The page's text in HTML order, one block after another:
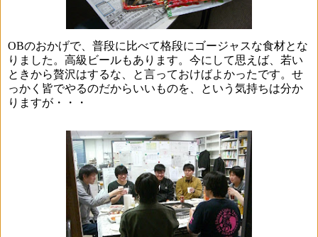
OBのおかげで、普段に比べて格段にゴージャスな食材とな
りました。高級ビールもあります。今にして思えば、若い
ときから贅沢はするな、と言っておけばよかったです。せ
っかく皆でやるのだからいいものを、という気持ちは分か
りますが・・・